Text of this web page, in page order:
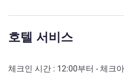
호텔 서비스
체크인 시간 : 12:00부터 - 체크